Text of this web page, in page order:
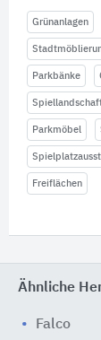
Grünanlagen
Parkbänke
Parkmöbel
Freiflächen
Ähnliche
Falco